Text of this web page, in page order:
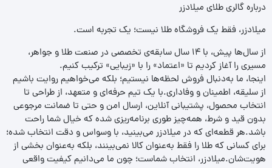
درباره گالری طلای میلادزر
میلادزر، فقط یک فروشگاه طلا نیست؛ یک تجربه‌ است.
از سال‌ها پیش، با ۱۴ سال سابقه‌ی تخصصی در صنعت طلا و جواهر،
مسیری را آغاز کردیم تا «اعتماد» را با «زیبایی» ترکیب کنیم.
اینجا، ما به‌دنبال فروش لحظه‌ها نیستیم؛ بلکه می‌خواهیم روایت باشیم
از سلیقه، اطمینان و وفاداری.با یک تیم حرفه‌ای و متعهد، از طراحی تا
انتخاب محصول، پشتیبانی آنلاین، ارسال امن و حتی تا ضمانت مرجوعی
بدون قید و شرط، همه‌چیز طوری برنامه‌ریزی شده که خیال شما راحت
باشد.هر قطعه‌ای که در میلادزر می‌بینید، با وسواس و دقت انتخاب شده؛
برای کسانی که طلا را فقط به‌عنوان کالا نمی‌بینند، بلکه به‌عنوان بخشی از
هویت‌شان.میلادزر، انتخاب شماست؛ چون ما می‌دانیم کیفیت واقعی